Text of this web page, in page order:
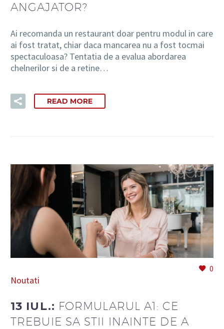
ANGAJATOR?
Ai recomanda un restaurant doar pentru modul in care
ai fost tratat, chiar daca mancarea nu a fost tocmai
spectaculoasa? Tentatia de a evalua abordarea
chelnerilor si de a retine…
READ MORE
0
Noutati
13 IUL.: FORMULARUL A1: CE
TREBUIE SA STII INAINTE DE A